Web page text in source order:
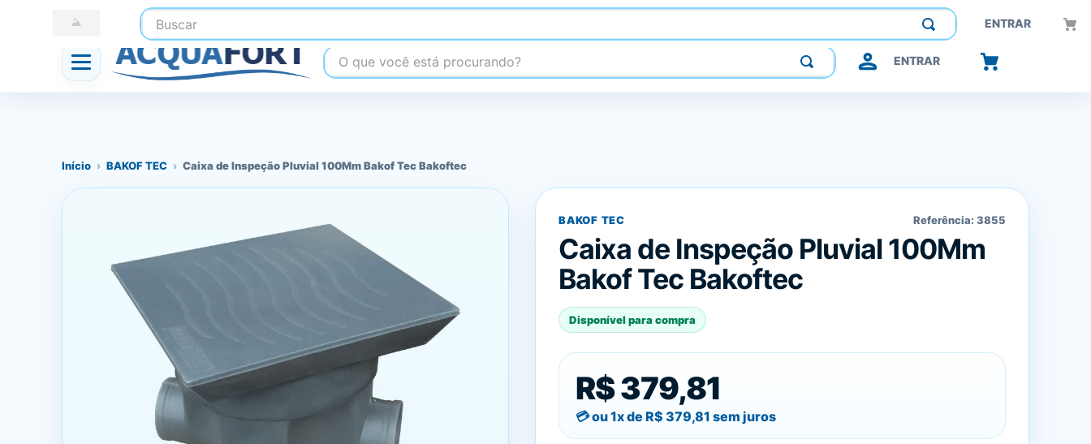
Buscar ENTRAR
☎ (41) 3247-1199 Construindo confiança, inovando o futuro.
O que você está procurando? ENTRAR
Início › BAKOF TEC › Caixa de Inspeção Pluvial 100Mm Bakof Tec Bakoftec
BAKOF TEC Referência: 3855
Caixa de Inspeção Pluvial 100Mm
Bakof Tec Bakoftec
Disponível para compra
R$ 379,81
ou 1x de R$ 379,81 sem juros